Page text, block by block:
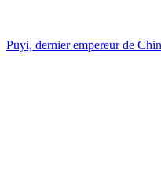
Puyi, dernier empereur de